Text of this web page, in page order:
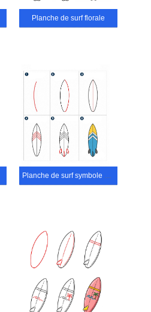
Planche de surf florale
Planche de surf symbole étoile